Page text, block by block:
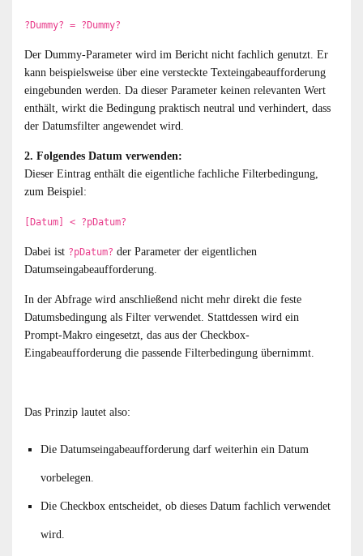
?Dummy? = ?Dummy?
Der Dummy-Parameter wird im Bericht nicht fachlich genutzt. Er
kann beispielsweise über eine versteckte Texteingabeaufforderung
eingebunden werden. Da dieser Parameter keinen relevanten Wert
enthält, wirkt die Bedingung praktisch neutral und verhindert, dass
der Datumsfilter angewendet wird.
2. Folgendes Datum verwenden:
Dieser Eintrag enthält die eigentliche fachliche Filterbedingung,
zum Beispiel:
[Datum] < ?pDatum?
Dabei ist ?pDatum? der Parameter der eigentlichen
Datumseingabeaufforderung.
In der Abfrage wird anschließend nicht mehr direkt die feste
Datumsbedingung als Filter verwendet. Stattdessen wird ein
Prompt-Makro eingesetzt, das aus der Checkbox-
Eingabeaufforderung die passende Filterbedingung übernimmt.
Das Prinzip lautet also:
Die Datumseingabeaufforderung darf weiterhin ein Datum
vorbelegen.
Die Checkbox entscheidet, ob dieses Datum fachlich verwendet
wird.